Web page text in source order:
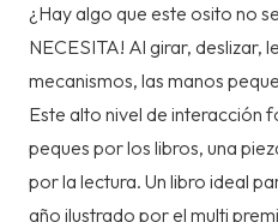
¿Hay algo que este osito no
NECESITA! Al girar, deslizar,
mecanismos, las manos
Este alto nivel de interacción
peques por los libros, una
por la lectura. Un libro ideal
año ilustrado por el multi